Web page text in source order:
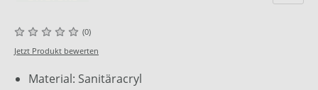
(0)
Jetzt Produkt bewerten
Material: Sanitäracryl